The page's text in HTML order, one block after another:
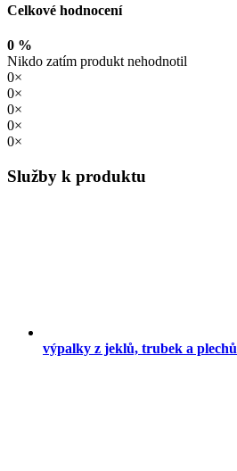
Celkové hodnocení
0 %
Nikdo zatím produkt nehodnotil
0×
0×
0×
0×
0×
Služby k produktu
výpalky z jeklů, trubek a plechů